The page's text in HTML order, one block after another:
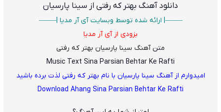
دانلود آهنگ بهتر که رفتی از سینا پارسیان
——–| ارائه شده توسط وبسایت آی آر مدیا |—–—
بزودی از آی آر مدیا
متنآهنگ سینا پارسیان بهتر که رفتی
Music Text Sina Parsian Behtar Ke Rafti
امیدوارم از آهنگ سینا پارسیان با نام بهتر که رفتی لذت برده باشید
Download Ahang Sina Parsian Behtar Ke Rafti